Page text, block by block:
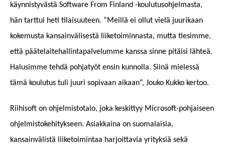
käynnistyvästä Software From Finland -koulutusohjelmasta,
hän tarttui heti tilaisuuteen. ”Meillä ei ollut vielä juurikaan
kokemusta kansainvälisestä liiketoiminnasta, mutta tiesimme,
että päätelaitehallintapalvelumme kanssa sinne pitäisi lähteä.
Halusimme tehdä pohjatyöt ensin kunnolla. Siinä mielessä
tämä koulutus tuli juuri sopivaan aikaan”, Jouko Kukko kertoo.
Riihisoft on ohjelmistotalo, joka keskittyy Microsoft-pohjaiseen
ohjelmistokehitykseen. Asiakkaina on suomalaisia,
kansainvälistä liiketoimintaa harjoittavia yrityksiä sekä